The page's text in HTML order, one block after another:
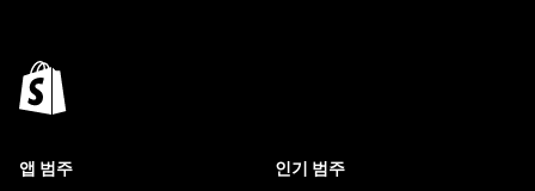
앱 범주 인기 범주